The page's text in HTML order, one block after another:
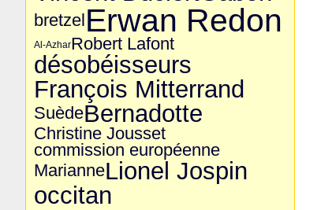
bretzel Erwan Redon
Al-AzharRobert Lafont
désobéisseurs
François Mitterrand
SuèdeBernadotte
Christine Jousset
commission européenne
MarianneLionel Jospin
occitan